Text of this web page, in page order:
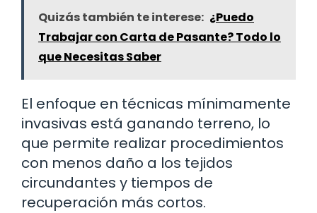
Quizás también te interese: ¿Puedo
Trabajar con Carta de Pasante? Todo lo
que Necesitas Saber
El enfoque en técnicas mínimamente
invasivas está ganando terreno, lo
que permite realizar procedimientos
con menos daño a los tejidos
circundantes y tiempos de
recuperación más cortos.